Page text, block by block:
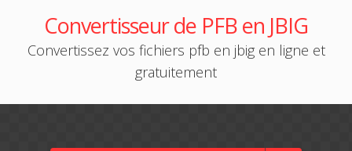
Convertisseur de PFB en JBIG
Convertissez vos fichiers pfb en jbig en ligne et
gratuitement